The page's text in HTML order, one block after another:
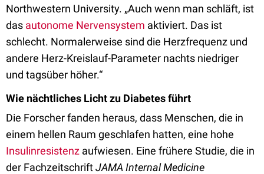
Northwestern University. „Auch wenn man schläft, ist
das autonome Nervensystem aktiviert. Das ist
schlecht. Normalerweise sind die Herzfrequenz und
andere Herz-Kreislauf-Parameter nachts niedriger
und tagsüber höher.“
Wie nächtliches Licht zu Diabetes führt
Die Forscher fanden heraus, dass Menschen, die in
einem hellen Raum geschlafen hatten, eine hohe
Insulinresistenz aufwiesen. Eine frühere Studie, die in
der FachzeitschriftJAMA Internal Medicine